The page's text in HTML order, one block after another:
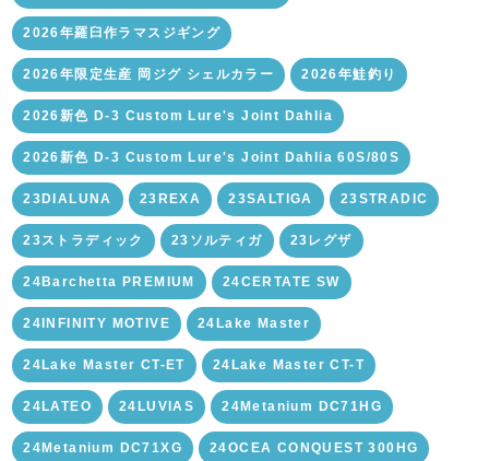
2026年羅臼作ラマスジギング
2026年限定生産 岡ジグ シェルカラー 2026年鮭釣り
2026新色 D-3 Custom Lure's Joint Dahlia
2026新色 D-3 Custom Lure's Joint Dahlia 60S/80S
23DIALUNA 23REXA 23SALTIGA 23STRADIC
23ストラディック 23ソルティガ 23レグザ
24Barchetta PREMIUM 24CERTATE SW
24INFINITY MOTIVE 24Lake Master
24Lake Master CT-ET 24Lake Master CT-T
24LATEO 24LUVIAS 24Metanium DC71HG
24Metanium DC71XG 24OCEA CONQUEST 300HG